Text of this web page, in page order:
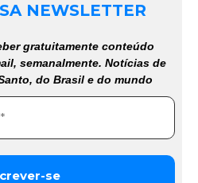
NEWSLETTER
gratuitamente conteúdo
semanalmente. Notícias de
do Brasil e do mundo